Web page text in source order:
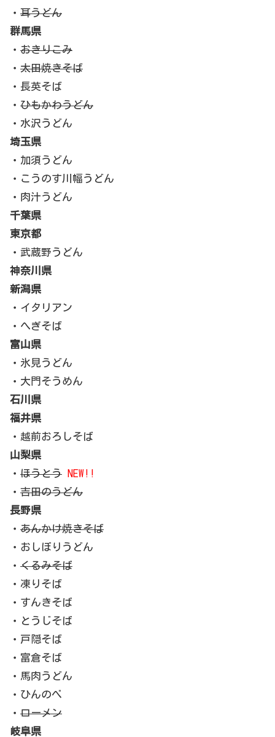
・ 耳うどん
群馬県
・ おきりこみ
・ 太田焼きそば
・長英そば
・ ひもかわうどん
・水沢うどん
埼玉県
・加須うどん
・こうのす川幅うどん
・肉汁うどん
千葉県
東京都
・武蔵野うどん
神奈川県
新潟県
・イタリアン
・へぎそば
富山県
・氷見うどん
・大門そうめん
石川県
福井県
・越前おろしそば
山梨県
・ ほうとう
NEW!!
・ 吉田のうどん
長野県
・ あんかけ焼きそば
・おしぼりうどん
・ くるみそば
・凍りそば
・すんきそば
・とうじそば
・戸隠そば
・富倉そば
・馬肉うどん
・ひんのべ
・ ローメン
岐阜県